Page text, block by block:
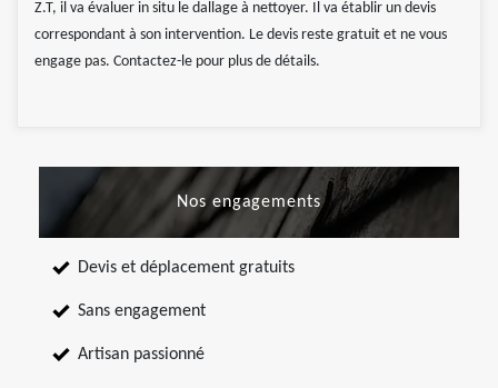
Z.T, il va évaluer in situ le dallage à nettoyer. Il va établir un devis
correspondant à son intervention. Le devis reste gratuit et ne vous
engage pas. Contactez-le pour plus de détails.
Nos engagements
Devis et déplacement gratuits
Sans engagement
Artisan passionné